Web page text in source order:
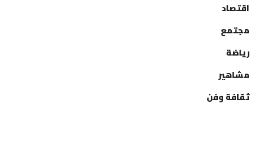
اقتصاد
مجتمع
رياضة
مشاهير
ثقافة وفن